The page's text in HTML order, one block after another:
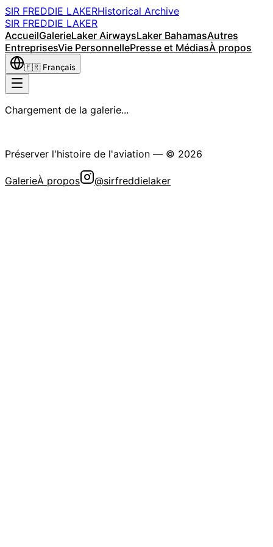
SIR FREDDIE LAKERHistorical Archive
SIR FREDDIE LAKER
AccueilGalerieLaker AirwaysLaker BahamasAutres
EntreprisesVie PersonnellePresse et MédiasÀ propos
🇫🇷 Français
Chargement de la galerie...
Préserver l'histoire de l'aviation — © 2026
GalerieÀ propos @sirfreddielaker